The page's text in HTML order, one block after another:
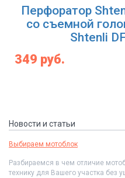
Перфоратор
со съемной
Shtenli
349 руб.
Новости и статьи
Выбираем мотоблок
Разбираемся в чем отличие
технику для Вашего участка без